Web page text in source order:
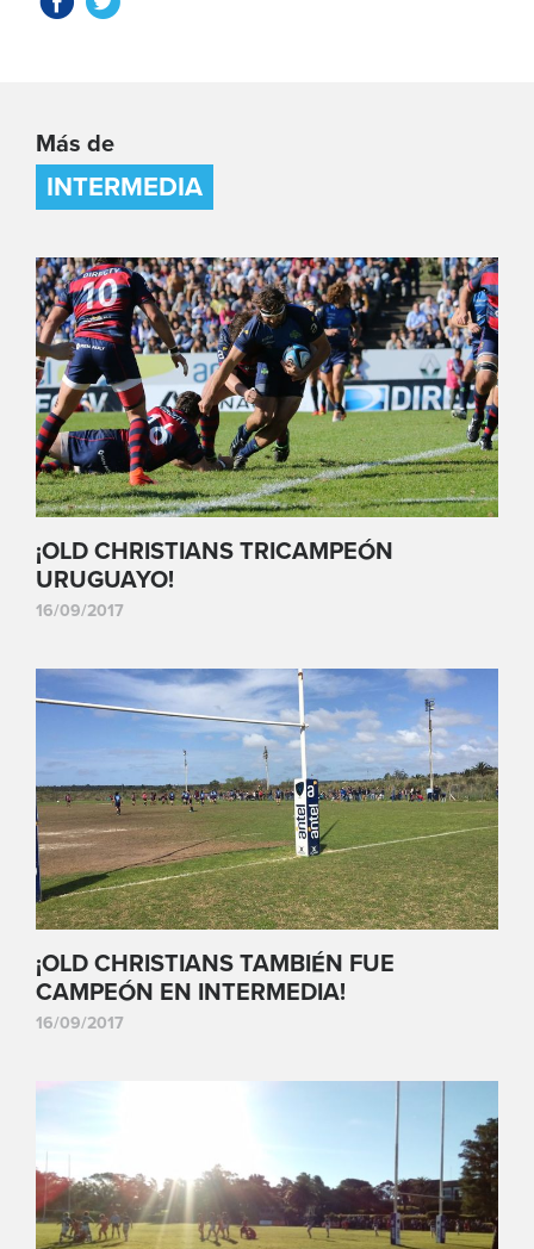
Más de
INTERMEDIA
¡OLD CHRISTIANS TRICAMPEÓN
URUGUAYO!
16/09/2017
¡OLD CHRISTIANS TAMBIÉN FUE
CAMPEÓN EN INTERMEDIA!
16/09/2017